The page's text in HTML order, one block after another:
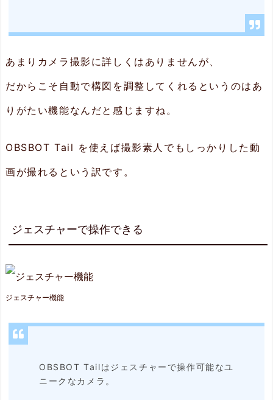
あまりカメラ撮影に詳しくはありませんが、
だからこそ自動で構図を調整してくれるというのはあ
りがたい機能なんだと感じますね。
OBSBOT Tail を使えば撮影素人でもしっかりした動
画が撮れるという訳です。
ジェスチャーで操作できる
ジェスチャー機能
OBSBOT Tailはジェスチャーで操作可能なユ
ニークなカメラ。